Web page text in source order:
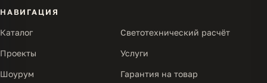
НАВИГАЦИЯ
Каталог Светотехнический расчёт
Проекты Услуги
Шоурум Гарантия на товар